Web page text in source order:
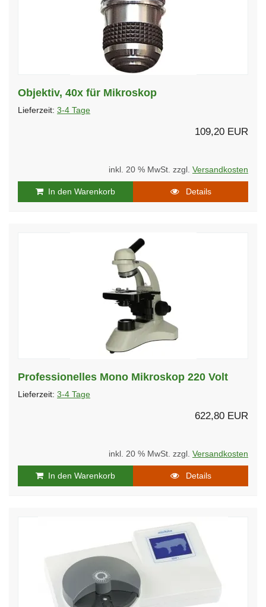
Objektiv, 40x für Mikroskop
Lieferzeit: 3-4 Tage
109,20 EUR
inkl. 20 % MwSt. zzgl. Versandkosten
In den Warenkorb Details
Professionelles Mono Mikroskop 220 Volt
Lieferzeit: 3-4 Tage
622,80 EUR
inkl. 20 % MwSt. zzgl. Versandkosten
In den Warenkorb Details